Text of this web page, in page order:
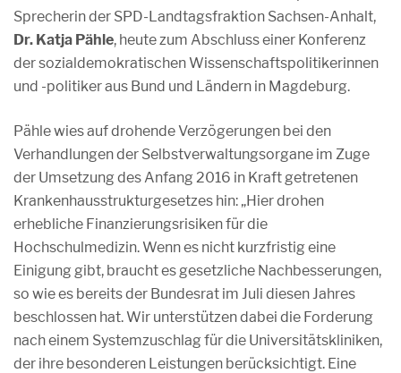
Sprecherin der SPD-Landtagsfraktion Sachsen-Anhalt,
Dr. Katja Pähle, heute zum Abschluss einer Konferenz
der sozialdemokratischen Wissenschaftspolitikerinnen
und -politiker aus Bund und Ländern in Magdeburg.
Pähle wies auf drohende Verzögerungen bei den
Verhandlungen der Selbstverwaltungsorgane im Zuge
der Umsetzung des Anfang 2016 in Kraft getretenen
Krankenhausstrukturgesetzes hin: „Hier drohen
erhebliche Finanzierungsrisiken für die
Hochschulmedizin. Wenn es nicht kurzfristig eine
Einigung gibt, braucht es gesetzliche Nachbesserungen,
so wie es bereits der Bundesrat im Juli diesen Jahres
beschlossen hat. Wir unterstützen dabei die Forderung
nach einem Systemzuschlag für die Universitätskliniken,
der ihre besonderen Leistungen berücksichtigt. Eine